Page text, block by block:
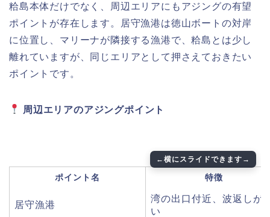
粭島本体だけでなく、周辺エリアにもアジングの有望
ポイントが存在します。居守漁港は徳山ボートの対岸
に位置し、マリーナが隣接する漁港で、粭島とは少し
離れていますが、同じエリアとして押さえておきたい
ポイントです。
周辺エリアのアジングポイント
ポイント名 特徴
居守漁港
湾の出口付近、波返しが
い